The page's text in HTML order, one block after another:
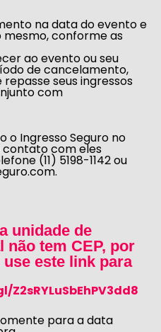
na data do evento e
mesmo, conforme as
ao evento ou seu
de cancelamento,
seus ingressos
com
o Ingresso Seguro no
com eles
(11) 5198-1142 ou
.
unidade de
não tem CEP, por
este link para
para a data